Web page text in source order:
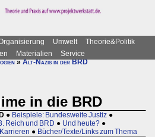
Umwelt
Theorie&Politik
Materialien
Service
»Alt-Nazis in der BRD
in die BRD
● Beispiele: Bundesweite Justiz ●
Reich und BRD ● Und heute? ●
● Bücher/Texte/Links zum Thema